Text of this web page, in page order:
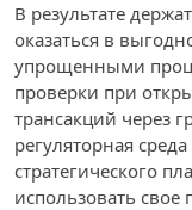
В результате
оказаться в
упрощенными
проверки при
трансакций через
регуляторная
стратегического
использовать свое